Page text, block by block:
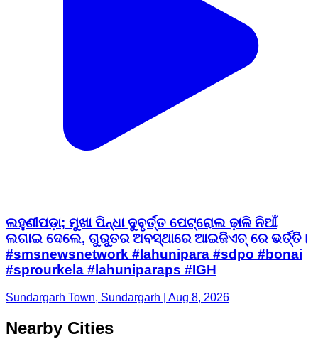
ଲହୁଣୀପଡ଼ା; ମୁଖା ପିନ୍ଧା ଦୁବୃର୍ତ୍ତ ପେଟ୍ରୋଲ ଢ଼ାଳି ନିଆଁ
ଲଗାଇ ଦେଲେ, ଗୁରୁତର ଅବସ୍ଥାରେ ଆଇଜିଏଚ୍ ରେ ଭର୍ତ୍ତି।
#smsnewsnetwork #lahunipara #sdpo #bonai
#sprourkela #lahuniparaps #IGH
Sundargarh Town, Sundargarh | Aug 8, 2026
Nearby Cities